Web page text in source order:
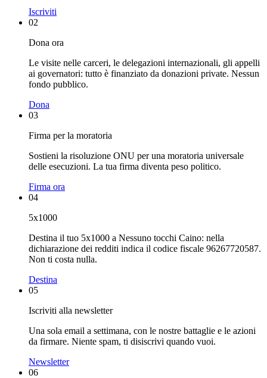
Iscriviti
02
Dona ora
Le visite nelle carceri, le delegazioni internazionali, gli appelli
ai governatori: tutto è finanziato da donazioni private. Nessun
fondo pubblico.
Dona
03
Firma per la moratoria
Sostieni la risoluzione ONU per una moratoria universale
delle esecuzioni. La tua firma diventa peso politico.
Firma ora
04
5x1000
Destina il tuo 5x1000 a Nessuno tocchi Caino: nella
dichiarazione dei redditi indica il codice fiscale 96267720587.
Non ti costa nulla.
Destina
05
Iscriviti alla newsletter
Una sola email a settimana, con le nostre battaglie e le azioni
da firmare. Niente spam, ti disiscrivi quando vuoi.
Newsletter
06